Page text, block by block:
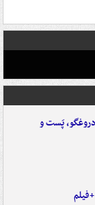
دروغگو، پَست‌ و